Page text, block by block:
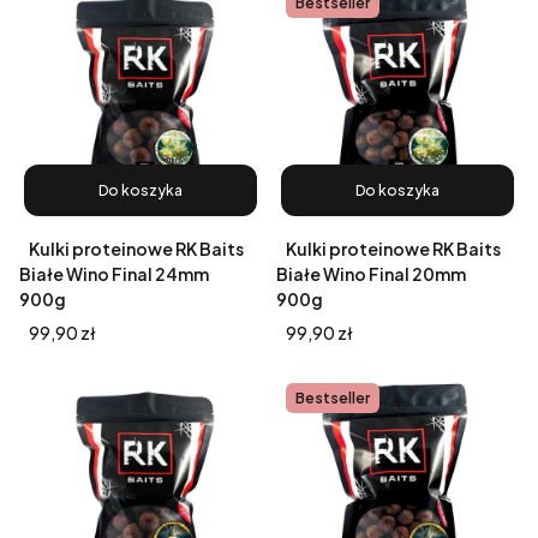
Do koszyka
Kulki proteinowe RK Baits
Białe Wino Final 24mm
900g
Cena
99,90 zł
Do koszyka
Kulki proteinowe RK Baits
Białe Wino Final 20mm
900g
Cena
99,90 zł
Bestseller